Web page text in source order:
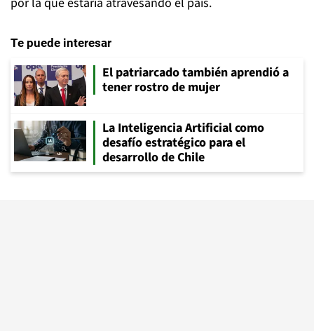
Te puede interesar
El patriarcado también aprendió a
tener rostro de mujer
La Inteligencia Artificial como
desafío estratégico para el
desarrollo de Chile